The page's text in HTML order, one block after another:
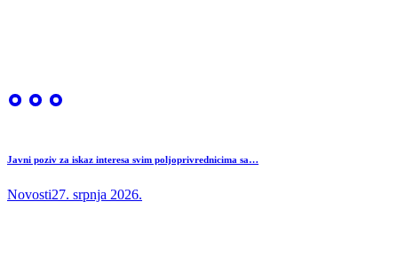
Javni poziv za iskaz interesa svim poljoprivrednicima sa…
Novosti27. srpnja 2026.